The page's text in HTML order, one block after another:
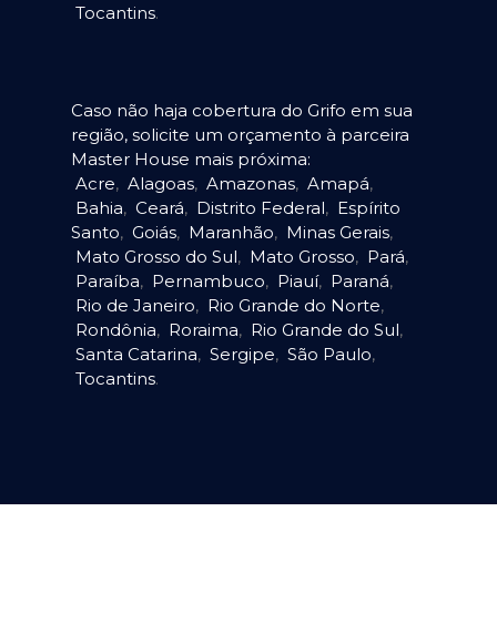
Tocantins.
Caso não haja cobertura do Grifo em sua
região, solicite um orçamento à parceira
Master House mais próxima:
Acre, Alagoas, Amazonas, Amapá,
Bahia, Ceará, Distrito Federal, Espírito
Santo, Goiás, Maranhão, Minas Gerais,
Mato Grosso do Sul, Mato Grosso, Pará,
Paraíba, Pernambuco, Piauí, Paraná,
Rio de Janeiro, Rio Grande do Norte,
Rondônia, Roraima, Rio Grande do Sul,
Santa Catarina, Sergipe, São Paulo,
Tocantins.